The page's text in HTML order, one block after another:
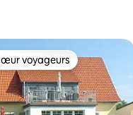
voyageurs les plus
voyageurs